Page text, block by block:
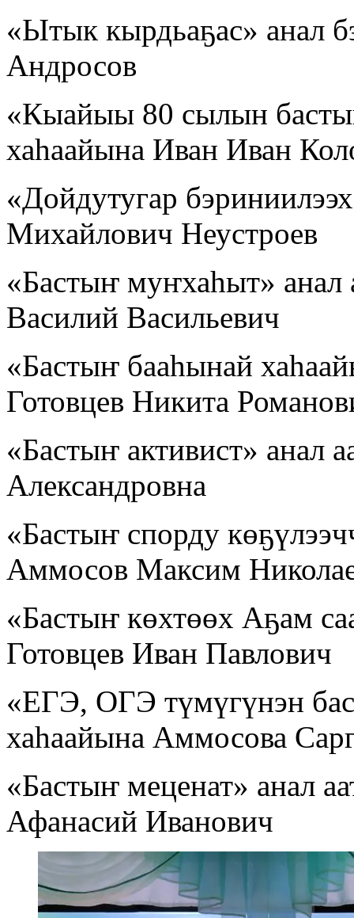
«Ытык кырдьаҕас» анал
Андросов
«Кыайыы 80 сылын
хаһаайына Иван Иван
«Дойдутугар
Михайлович Неустроев
«Бастыҥ муҥхаһыт»
Василий Васильевич
«Бастыҥ бааһынай
Готовцев Никита
«Бастыҥ активист» анал
Александровна
«Бастыҥ спорду
Аммосов Максим
«Бастыҥ көхтөөх Аҕам
Готовцев Иван Павлович
«ЕГЭ, ОГЭ түмүгүнэн
хаһаайына Аммосова
«Бастыҥ меценат» анал
Афанасий Иванович